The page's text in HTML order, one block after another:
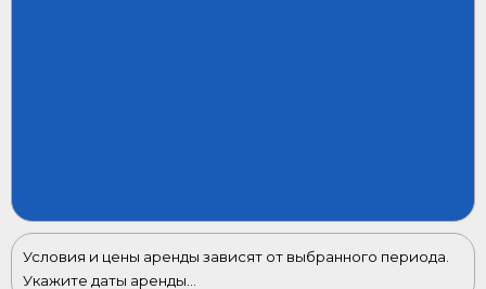
Условия и цены аренды зависят от выбранного периода.
Укажите даты аренды...